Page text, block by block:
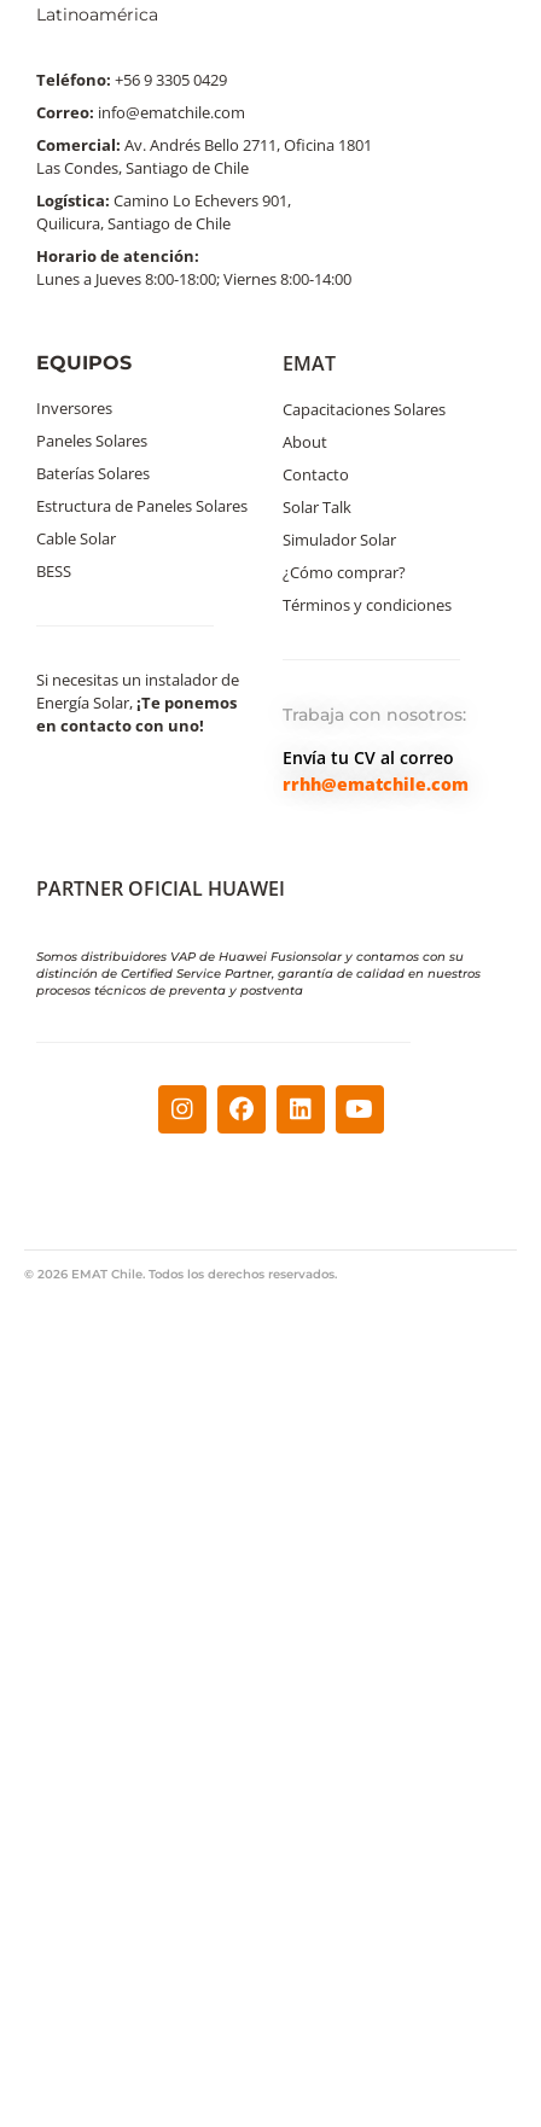
Latinoamérica
Teléfono: +56 9 3305 0429
Correo: info@ematchile.com
Comercial: Av. Andrés Bello 2711, Oficina 1801
Las Condes, Santiago de Chile
Logística: Camino Lo Echevers 901,
Quilicura, Santiago de Chile
Horario de atención:
Lunes a Jueves 8:00-18:00; Viernes 8:00-14:00
EQUIPOS
Inversores
Paneles Solares
Baterías Solares
Estructura de Paneles Solares
Cable Solar
BESS
Si necesitas un instalador de
Energía Solar,¡Te ponemos
en contacto con uno!
EMAT
Capacitaciones Solares
About
Contacto
Solar Talk
Simulador Solar
¿Cómo comprar?
Términos y condiciones
Trabaja con nosotros:
Envía tu CV al correo
rrhh@ematchile.com
PARTNER OFICIAL HUAWEI
Somos distribuidores VAP de Huawei Fusionsolar y contamos con su
distinción de Certified Service Partner, garantía de calidad en nuestros
procesos técnicos de preventa y postventa
© 2026 EMAT Chile. Todos los derechos reservados.